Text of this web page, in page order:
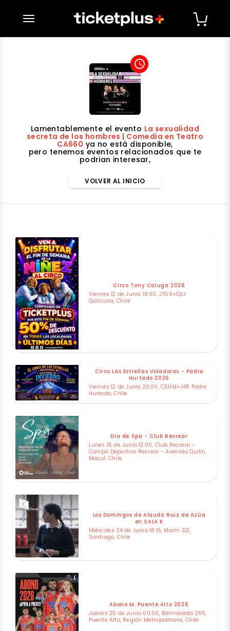
desplegar navegación
access_time
Lamentablemente el evento La sexualidad
secreta de los hombres | Comedia en Teatro
CA660 ya no está disponible,
pero tenemos eventos relacionados que te
podrian interesar,
VOLVER AL INICIO
Circo Tony Caluga 2026
Viernes 12 de Junio 18:00, J7G9+QVJ
Quilicura, Chile
Circo Las Estrellas Voladoras - Padre
Hurtado 2026
Viernes 12 de Junio 20:00, C5HM+J4R Padre
Hurtado, Chile
Dia de Spa - Club Recrear
Lunes 15 de Junio 12:00, Club Recrear -
Campo Deportivo Recrear - Avenida Quilin,
Macul, Chile
Los Domingos de Alauda Ruiz de Azúa
en SALA K
Miércoles 24 de Junio 18:15, Marín 321,
Santiago, Chile
Abono M. Puente Alto 2026
Jueves 25 de Junio 00:00, Balmaceda 265,
Puente Alto, Región Metropolitana, Chile